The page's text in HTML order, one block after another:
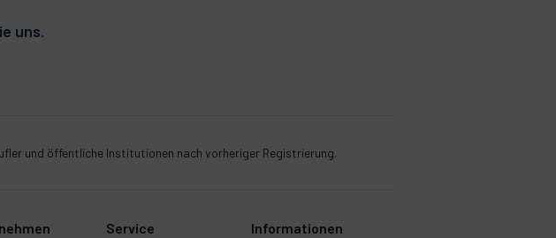
uns.
und öffentliche Institutionen nach vorheriger Registrierung.
Service
Informationen